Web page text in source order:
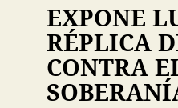
EXPONE
RÉPLICA
CONTRA